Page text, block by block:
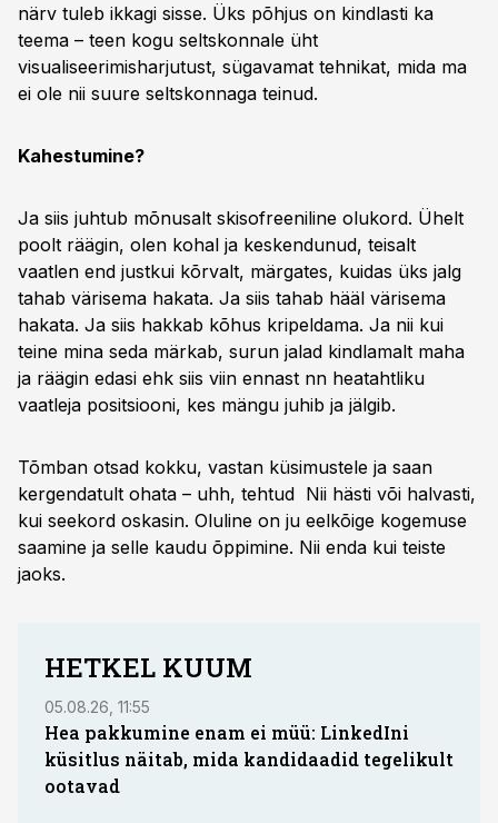
närv tuleb ikkagi sisse. Üks põhjus on kindlasti ka
teema – teen kogu seltskonnale üht
visualiseerimisharjutust, sügavamat tehnikat, mida ma
ei ole nii suure seltskonnaga teinud.
Kahestumine?
Ja siis juhtub mõnusalt skisofreeniline olukord. Ühelt
poolt räägin, olen kohal ja keskendunud, teisalt
vaatlen end justkui kõrvalt, märgates, kuidas üks jalg
tahab värisema hakata. Ja siis tahab hääl värisema
hakata. Ja siis hakkab kõhus kripeldama. Ja nii kui
teine mina seda märkab, surun jalad kindlamalt maha
ja räägin edasi ehk siis viin ennast nn heatahtliku
vaatleja positsiooni, kes mängu juhib ja jälgib.
Tõmban otsad kokku, vastan küsimustele ja saan
kergendatult ohata – uhh, tehtud Nii hästi või halvasti,
kui seekord oskasin. Oluline on ju eelkõige kogemuse
saamine ja selle kaudu õppimine. Nii enda kui teiste
jaoks.
HETKEL KUUM
05.08.26, 11:55
Hea pakkumine enam ei müü: LinkedIni
küsitlus näitab, mida kandidaadid tegelikult
ootavad